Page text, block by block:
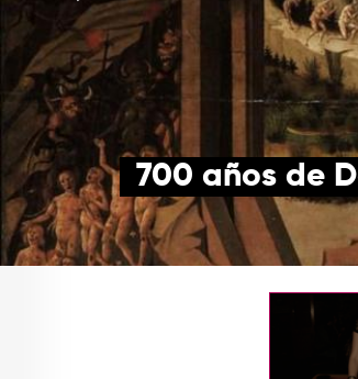
700 años de